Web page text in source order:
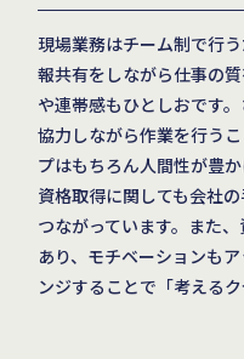
現場業務はチーム制で行
報共有をしながら仕事の
や連帯感もひとしおです
協力しながら作業を行う
プはもちろん人間性が豊か
資格取得に関しても会社
つながっています。また
あり、モチベーションも
ンジすることで「考える